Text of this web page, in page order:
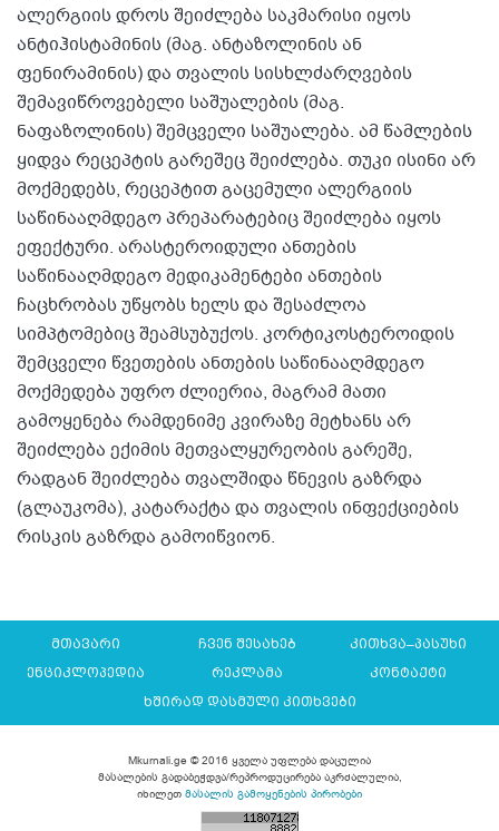
ალერგიის დროს შეიძლება საკმარისი იყოს
ანტიჰისტამინის (მაგ. ანტაზოლინის ან
ფენირამინის) და თვალის სისხლძარღვების
შემავიწროვებელი საშუალების (მაგ.
ნაფაზოლინის) შემცველი საშუალება. ამ წამლების
ყიდვა რეცეპტის გარეშეც შეიძლება. თუკი ისინი არ
მოქმედებს, რეცეპტით გაცემული ალერგიის
საწინააღმდეგო პრეპარატებიც შეიძლება იყოს
ეფექტური. არასტეროიდული ანთების
საწინააღმდეგო მედიკამენტები ანთების
ჩაცხრობას უწყობს ხელს და შესაძლოა
სიმპტომებიც შეამსუბუქოს. კორტიკოსტეროიდის
შემცველი წვეთების ანთების საწინააღმდეგო
მოქმედება უფრო ძლიერია, მაგრამ მათი
გამოყენება რამდენიმე კვირაზე მეტხანს არ
შეიძლება ექიმის მეთვალყურეობის გარეშე,
რადგან შეიძლება თვალშიდა წნევის გაზრდა
(გლაუკომა), კატარაქტა და თვალის ინფექციების
რისკის გაზრდა გამოიწვიონ.
მთავარი ჩვენ შესახებ
კითხვა–პასუხი
ენციკლოპედია
რეკლამა
კონტაქტი
ხშირად დასმული კითხვები
Mkurnali.ge © 2016 ყველა უფლება დაცულია
მასალების გადაბეჭდვა/რეპროდუცირება აკრძალულია,
იხილეთ მასალის გამოყენების პირობები